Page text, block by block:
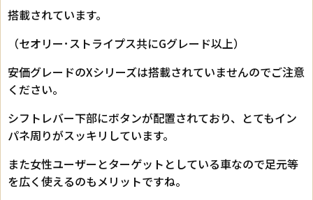
搭載されています。
（セオリー･ストライプス共にGグレード以上）
安価グレードのXシリーズは搭載されていませんのでご注意
ください。
シフトレバー下部にボタンが配置されており、とてもイン
パネ周りがスッキリしています。
また女性ユーザーとターゲットとしている車なので足元等
を広く使えるのもメリットですね。